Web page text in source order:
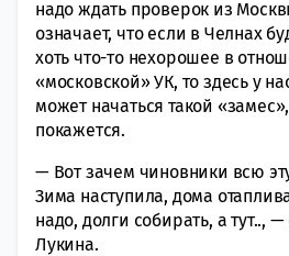
надо ждать проверок из
означает, что если в Челнах
хоть что-то нехорошее в
«московской» УК, то здесь у
может начаться такой
покажется.
— Вот зачем чиновники всю
Зима наступила, дома
надо, долги собирать, а тут..,
Лукина.